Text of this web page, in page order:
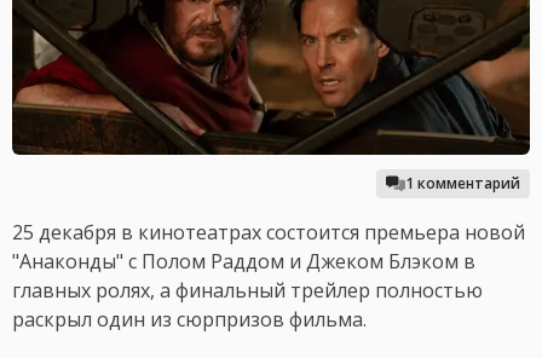
1 комментарий
25 декабря в кинотеатрах состоится премьера новой
"Анаконды" с Полом Раддом и Джеком Блэком в
главных ролях, а финальный трейлер полностью
раскрыл один из сюрпризов фильма.